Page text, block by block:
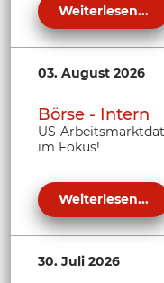
Weiterlesen...
03. August 2026
Börse - Intern
US-
im Fokus!
Weiterlesen...
30. Juli 2026